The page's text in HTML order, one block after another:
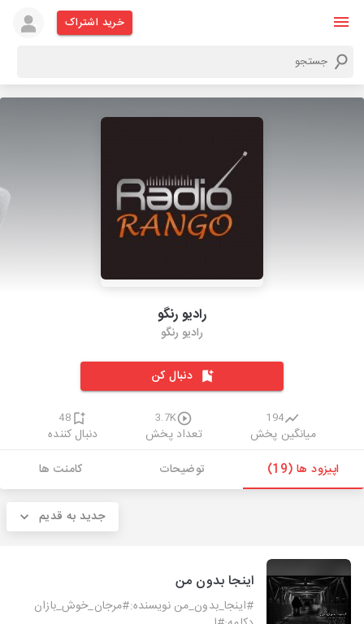
خرید اشتراک
رادیو رنگو
رادیو رنگو
دنبال کن
194
میانگین پخش
3.7K
تعداد پخش
48
دنبال کننده
اپیزود ها (19)
توضیحات کامنت ها
جدید به قدیم
اینجا بدون من
#اینجا_بدون_من نویسنده:#مرجان_خوش_بازان